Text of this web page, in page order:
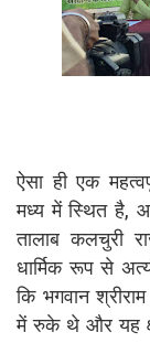
ऐसा ही एक
मध्य में स्थित है,
तालाब कलचुरी
धार्मिक रूप से
कि भगवान
में रुके थे और यह